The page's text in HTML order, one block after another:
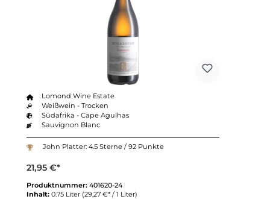
Lomond Wine Estate
Weißwein - Trocken
Südafrika - Cape Agulhas
Sauvignon Blanc
John Platter: 4.5 Sterne / 92 Punkte
21,95 €*
Produktnummer: 401620-24
Inhalt: 0.75 Liter (29,27 €* / 1 Liter)